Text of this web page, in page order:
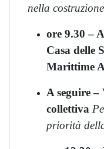
nella
ore 9.30 –
Casa delle
Marittime
A seguire
collettiva
priorità